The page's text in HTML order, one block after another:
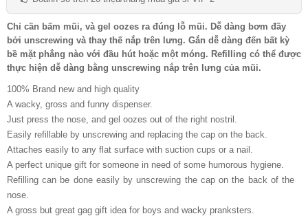
Chỉ cần bấm mũi, và gel oozes ra đúng lỗ mũi. Dễ dàng bơm đầy
bởi unscrewing và thay thế nắp trên lưng. Gắn dễ dàng đến bất kỳ
bề mặt phẳng nào với đầu hút hoặc một móng. Refilling có thể được
thực hiện dễ dàng bằng unscrewing nắp trên lưng của mũi.
100% Brand new and high quality
A wacky, gross and funny dispenser.
Just press the nose, and gel oozes out of the right nostril.
Easily refillable by unscrewing and replacing the cap on the back.
Attaches easily to any flat surface with suction cups or a nail.
A perfect unique gift for someone in need of some humorous hygiene.
Refilling can be done easily by unscrewing the cap on the back of the
nose.
A gross but great gag gift idea for boys and wacky pranksters.